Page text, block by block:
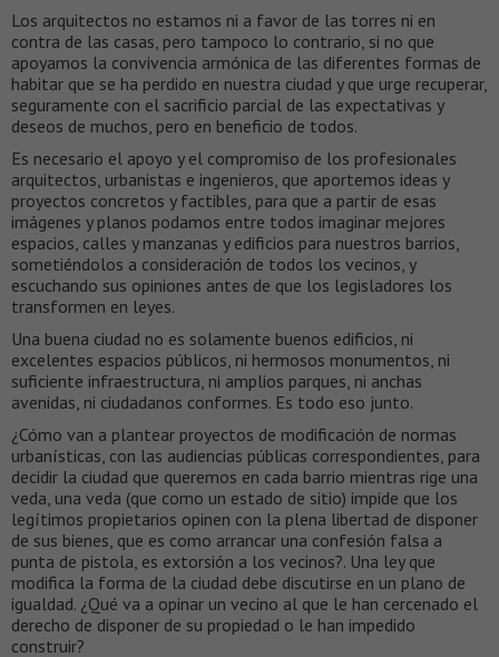
Los arquitectos no estamos ni a favor de las torres ni en
contra de las casas, pero tampoco lo contrario, si no que
apoyamos la convivencia armónica de las diferentes formas de
habitar que se ha perdido en nuestra ciudad y que urge recuperar,
seguramente con el sacrificio parcial de las expectativas y
deseos de muchos, pero en beneficio de todos.
Es necesario el apoyo y el compromiso de los profesionales
arquitectos, urbanistas e ingenieros, que aportemos ideas y
proyectos concretos y factibles, para que a partir de esas
imágenes y planos podamos entre todos imaginar mejores
espacios, calles y manzanas y edificios para nuestros barrios,
sometiéndolos a consideración de todos los vecinos, y
escuchando sus opiniones antes de que los legisladores los
transformen en leyes.
Una buena ciudad no es solamente buenos edificios, ni
excelentes espacios públicos, ni hermosos monumentos, ni
suficiente infraestructura, ni amplios parques, ni anchas
avenidas, ni ciudadanos conformes. Es todo eso junto.
¿Cómo van a plantear proyectos de modificación de normas
urbanísticas, con las audiencias públicas correspondientes, para
decidir la ciudad que queremos en cada barrio mientras rige una
veda, una veda (que como un estado de sitio) impide que los
legítimos propietarios opinen con la plena libertad de disponer
de sus bienes, que es como arrancar una confesión falsa a
punta de pistola, es extorsión a los vecinos?. Una ley que
modifica la forma de la ciudad debe discutirse en un plano de
igualdad. ¿Qué va a opinar un vecino al que le han cercenado el
derecho de disponer de su propiedad o le han impedido
construir?